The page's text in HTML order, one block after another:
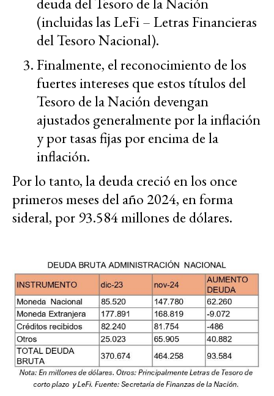
(incluidas las LeFi – Letras Financieras
del Tesoro Nacional).
Finalmente, el reconocimiento de los
fuertes intereses que estos títulos del
Tesoro de la Nación devengan
ajustados generalmente por la inflación
y por tasas fijas por encima de la
inflación.
Por lo tanto, la deuda creció en los once
primeros meses del año 2024, en forma
sideral, por 93.584 millones de dólares.